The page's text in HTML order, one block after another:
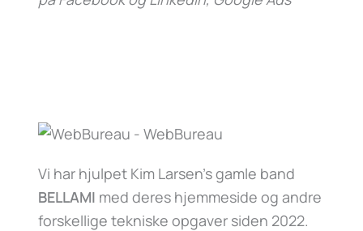
Vi har hjulpet Kim Larsen’s gamle band
BELLAMI med deres hjemmeside og andre
forskellige tekniske opgaver siden 2022.